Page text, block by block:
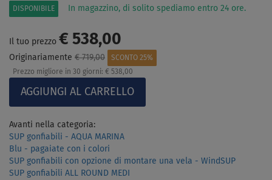
DISPONIBILE In magazzino, di solito spediamo entro 24 ore.
Il tuo prezzo € 538,00
Originariamente € 719,00
SCONTO 25%
Prezzo migliore in 30 giorni: € 538,00
Avanti nella categoria:
SUP gonfiabili - AQUA MARINA
Blu - pagaiate con i colori
SUP gonfiabili con opzione di montare una vela - WindSUP
SUP gonfiabili ALL ROUND MEDI